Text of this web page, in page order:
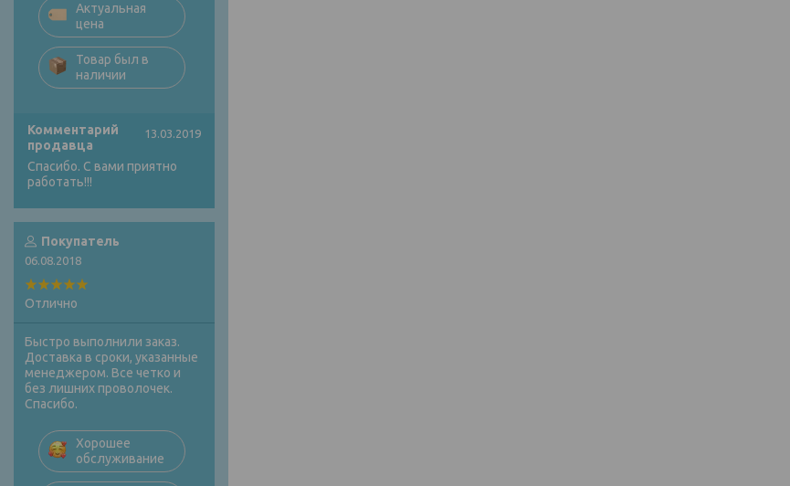
Актуальная
цена
Товар был в
наличии
Комментарий
продавца
13.03.2019
Спасибо. С вами приятно
работать!!!
Покупатель
06.08.2018
Отлично
Быстро выполнили заказ.
Доставка в сроки, указанные
менеджером. Все четко и
без лишних проволочек.
Спасибо.
Хорошее
обслуживание